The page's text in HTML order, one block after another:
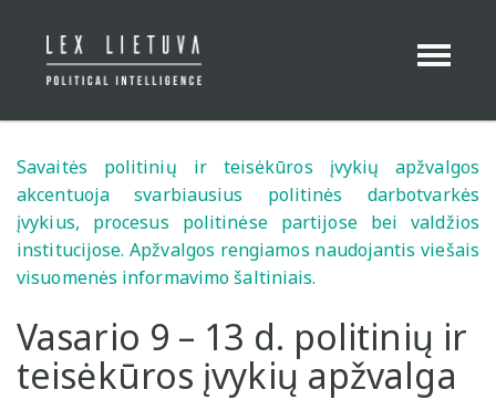
Toggle
Savaitės politinių ir teisėkūros įvykių apžvalgos
akcentuoja svarbiausius politinės darbotvarkės
įvykius, procesus politinėse partijose bei valdžios
institucijose. Apžvalgos rengiamos naudojantis viešais
visuomenės informavimo šaltiniais.
Vasario 9 – 13 d. politinių ir
teisėkūros įvykių apžvalga